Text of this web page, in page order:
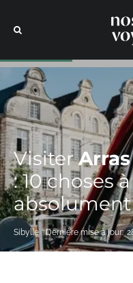
Visiter
: 10 choses
absolument
Sibylle Dernière mise à jour: